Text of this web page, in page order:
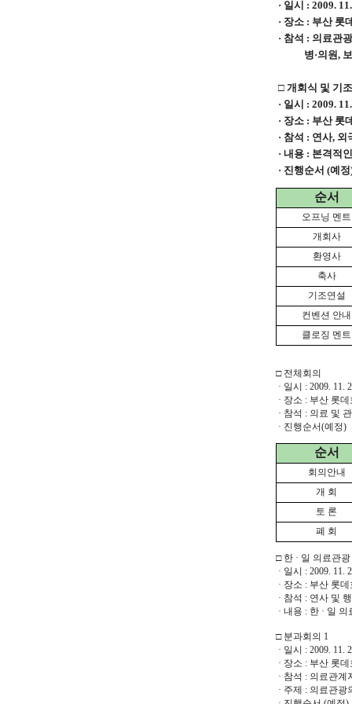
· 일시 : 2009.
· 장소 : 부산 롯
· 참석 : 의료관
병·의원, 보
□ 개회식 및 기
· 일시 : 2009.
· 장소 : 부산 롯
· 참석 : 연사,
· 내용 : 본격적
· 진행순서 (예
순서
오프닝 멘트
개회사
환영사
축사
기조연설
컨벤션 안내
클로징 멘트
□ 전체회의
· 일시 : 2009. 11.
· 장소 : 부산 롯
· 참석 : 의료 및
· 진행순서(예정)
순서
회의안내
개 회
토 론
폐 회
□ 한 · 일 의료관
· 일시 : 2009. 11.
· 장소 : 부산 롯
· 참석 : 연사 및
· 내용 : 한 · 일
□ 분과회의 1
· 일시 : 2009. 11.
· 장소 : 부산 롯
· 참석 : 의료관
· 주제 : 의료관